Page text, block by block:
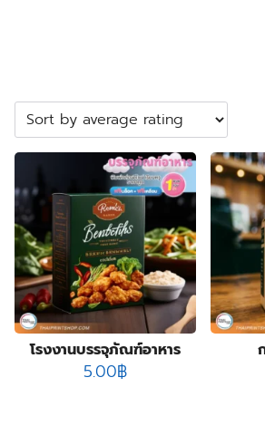
Call: 064-246-
ค้นหาสินค้า
Search
หมวดหมู่สินค้า
ปลอกสวมแก้ว 22
products
กระเป๋าผ้า ถุงผ้า 55
products
กล่องกระดาษคราฟท์ 2323
products
กล่องขนม 2323
products
กล่องครีม 5555
products
กล่องครีมกันแดด
3
products
กล่องจั่วปัง พรีเมี่ยม 1919
กล่องดิสเพลย์ 99
โรงงานบรรจุภัณฑ์อาหาร
5.00฿